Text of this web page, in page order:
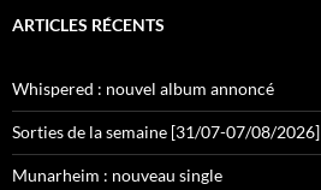
ARTICLES RÉCENTS
Whispered : nouvel album annoncé
Sorties de la semaine [31/07-07/08/2026]
Munarheim : nouveau single